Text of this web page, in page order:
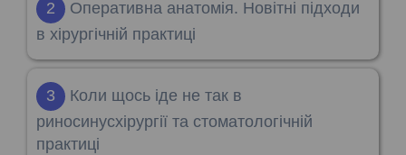
2
Оперативна анатомія. Новітні підходи
в хірургічній практиці
3
Коли щось іде не так в
риносинусхірургії та стоматологічній
практиці